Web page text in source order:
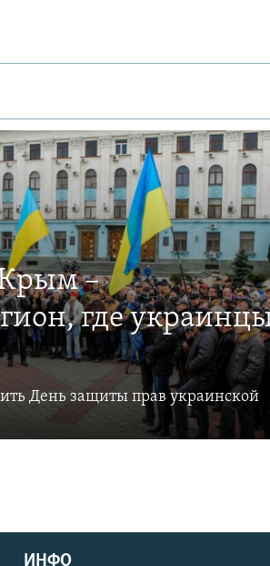
–
где
День защиты прав украинской
ИНФО